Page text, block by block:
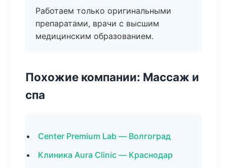
Работаем только оригинальными
препаратами, врачи с высшим
медицинским образованием.
Похожие компании: Массаж и
спа
Center Premium Lab — Волгоград
Клиника Aura Clinic — Краснодар